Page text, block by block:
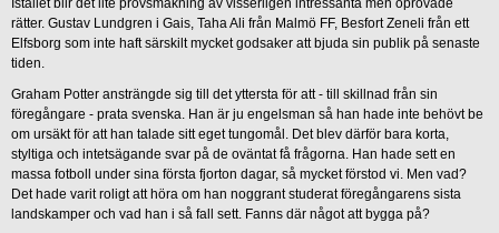
Istället blir det lite provsmakning av visserligen intressanta men oprövade
rätter. Gustav Lundgren i Gais, Taha Ali från Malmö FF, Besfort Zeneli från ett
Elfsborg som inte haft särskilt mycket godsaker att bjuda sin publik på senaste
tiden.
Graham Potter ansträngde sig till det yttersta för att - till skillnad från sin
föregångare - prata svenska. Han är ju engelsman så han hade inte behövt be
om ursäkt för att han talade sitt eget tungomål. Det blev därför bara korta,
styltiga och intetsägande svar på de oväntat få frågorna. Han hade sett en
massa fotboll under sina första fjorton dagar, så mycket förstod vi. Men vad?
Det hade varit roligt att höra om han noggrant studerat föregångarens sista
landskamper och vad han i så fall sett. Fanns där något att bygga på?